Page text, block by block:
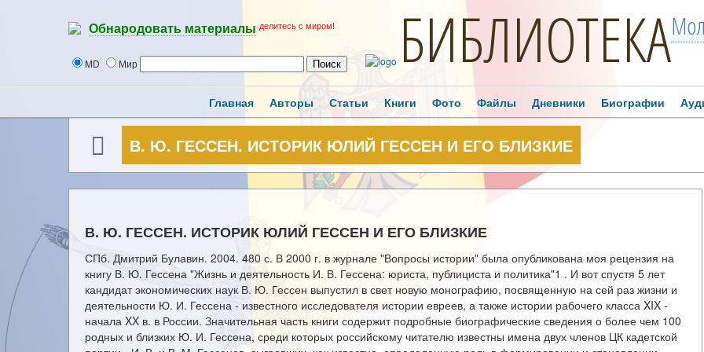
Обнародовать материалы делитесь с миром!
MD Мир БИБЛИОТЕКА
Главная Авторы Статьи Книги Фото Файлы Дневники Биографии
В. Ю. ГЕССЕН. ИСТОРИК ЮЛИЙ ГЕССЕН И ЕГО БЛИЗКИЕ
В. Ю. ГЕССЕН. ИСТОРИК ЮЛИЙ ГЕССЕН И ЕГО БЛИЗКИЕ
СПб. Дмитрий Булавин. 2004. 480 с. В 2000 г. в журнале "Вопросы истории" была опубликована моя рецензия на
книгу В. Ю. Гессена "Жизнь и деятельность И. В. Гессена: юриста, публициста и политика"1 . И вот спустя 5 лет
кандидат экономических наук В. Ю. Гессен выпустил в свет новую монографию, посвященную на сей раз жизни и
деятельности Ю. И. Гессена - известного исследователя истории евреев, а также истории рабочего класса XIX -
начала XX в. в России. Значительная часть книги содержит подробные биографические сведения о более чем 100
родных и близких Ю. И. Гессена, среди которых российскому читателю известны имена двух членов ЦК кадетской